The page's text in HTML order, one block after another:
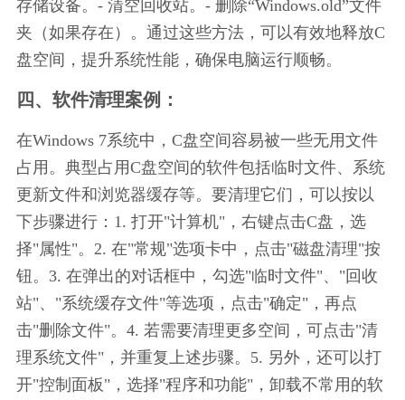
存储设备。- 清空回收站。- 删除“Windows.old”文件
夹（如果存在）。通过这些方法，可以有效地释放C
盘空间，提升系统性能，确保电脑运行顺畅。
四、软件清理案例：
在Windows 7系统中，C盘空间容易被一些无用文件
占用。典型占用C盘空间的软件包括临时文件、系统
更新文件和浏览器缓存等。要清理它们，可以按以
下步骤进行：1. 打开"计算机"，右键点击C盘，选
择"属性"。2. 在"常规"选项卡中，点击"磁盘清理"按
钮。3. 在弹出的对话框中，勾选"临时文件"、"回收
站"、"系统缓存文件"等选项，点击"确定"，再点
击"删除文件"。4. 若需要清理更多空间，可点击"清
理系统文件"，并重复上述步骤。5. 另外，还可以打
开"控制面板"，选择"程序和功能"，卸载不常用的软